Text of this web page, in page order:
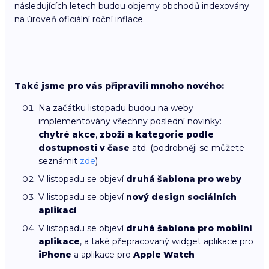
následujících letech budou objemy obchodů indexovány
na úroveň oficiální roční inflace.
Také jsme pro vás připravili mnoho nového:
Na začátku listopadu budou na weby
implementovány všechny poslední novinky:
chytré akce, zboží a kategorie podle
dostupnosti v čase atd. (podrobněji se můžete
seznámit zde)
V listopadu se objeví druhá šablona pro weby
V listopadu se objeví nový design sociálních
aplikací
V listopadu se objeví druhá šablona pro mobilní
aplikace, a také přepracovaný widget aplikace pro
iPhone a aplikace pro Apple Watch